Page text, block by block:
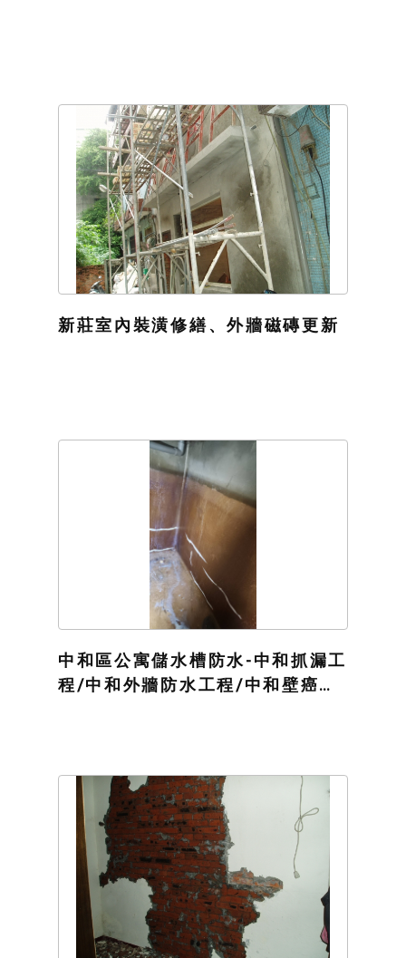
新莊室內裝潢修繕、外牆磁磚更新
中和區公寓儲水槽防水-中和抓漏工
程/中和外牆防水工程/中和壁癌防